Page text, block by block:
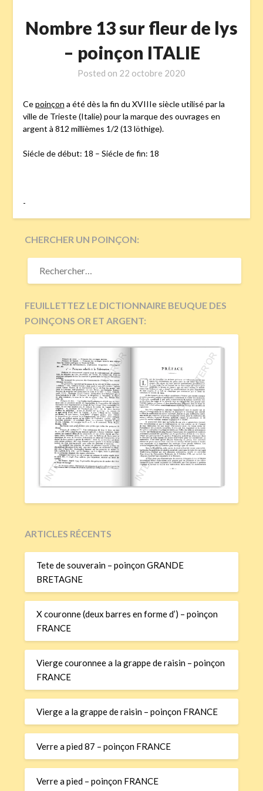
Nombre 13 sur fleur de lys
– poinçon ITALIE
Posted on 22 octobre 2020
Cepoinçon a été dès la fin du XVIIIe siècle utilisé par la
ville de Trieste (Italie) pour la marque des ouvrages en
argent à 812 millièmes 1/2 (13 löthige).
Siécle de début: 18 – Siécle de fin: 18
-
CHERCHER UN POINÇON:
RECHERCHER :
FEUILLETTEZ LE DICTIONNAIRE BEUQUE DES
POINÇONS OR ET ARGENT:
ARTICLES RÉCENTS
Tete de souverain – poinçon GRANDE
BRETAGNE
X couronne (deux barres en forme d’) – poinçon
FRANCE
Vierge couronnee a la grappe de raisin – poinçon
FRANCE
Vierge a la grappe de raisin – poinçon FRANCE
Verre a pied 87 – poinçon FRANCE
Verre a pied – poinçon FRANCE